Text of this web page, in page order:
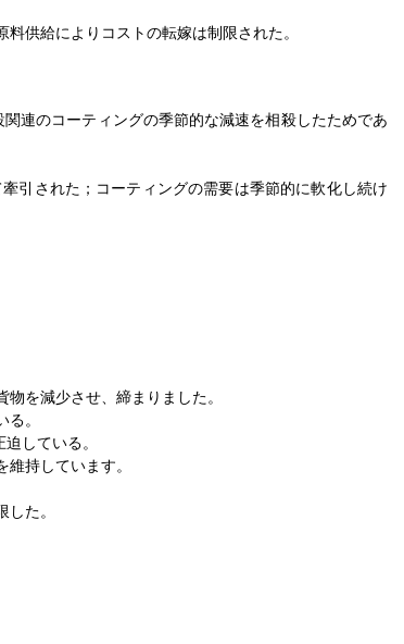
供給によりコストの転嫁は制限された。
連のコーティングの季節的な減速を相殺したためであ
引された；コーティングの需要は季節的に軟化し続け
を減少させ、締まりました。
。
している。
持しています。
た。